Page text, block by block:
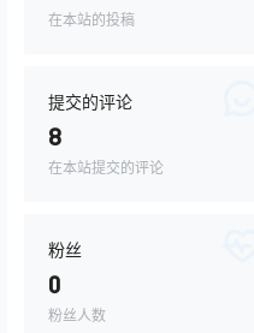
在本站的投稿
提交的评论
8
在本站提交的评论
粉丝
0
粉丝人数